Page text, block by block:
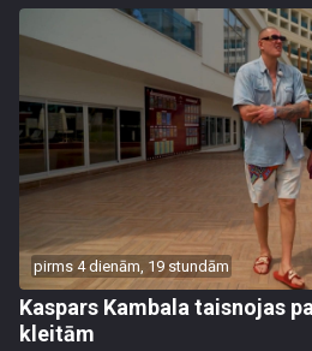
pirms 4 dienām, 19 stundām
Kaspars Kambala taisnojas
kleitām